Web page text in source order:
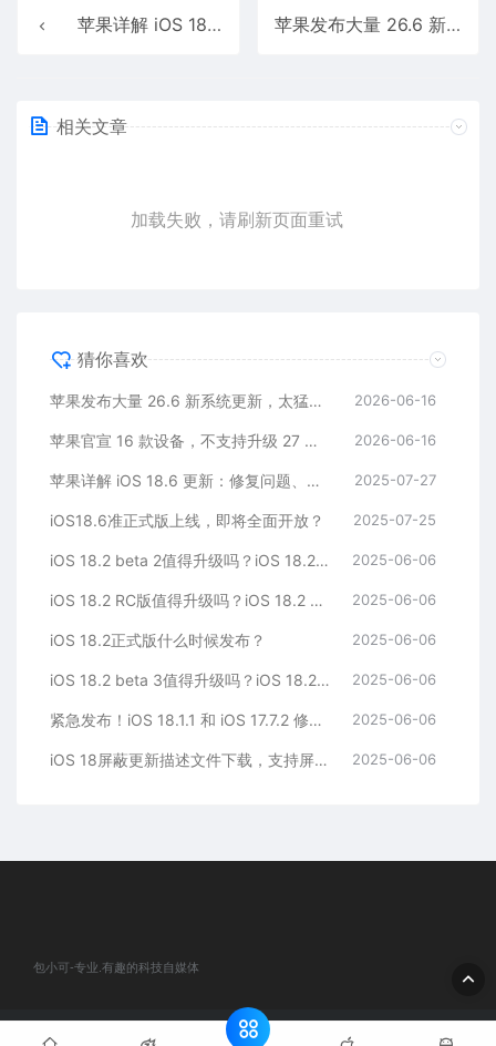
苹果详解 iOS 18.6 更新：修复问题、提升稳定性 苹果发布大量 26.6 新系统更新，太猛了！
相关文章
加载失败，请刷新页面重试
猜你喜欢
苹果发布大量 26.6 新系统更新，太猛了！ 2026-06-16
苹果官宣 16 款设备，不支持升级 27 系列新系统 2026-06-16
苹果详解 iOS 18.6 更新：修复问题、提升稳定性 2025-07-27
iOS18.6准正式版上线，即将全面开放？ 2025-07-25
iOS 18.2 beta 2值得升级吗？iOS 18.2 Beta2体验评测 2025-06-06
iOS 18.2 RC版值得升级吗？iOS 18.2 RC体验评测 2025-06-06
iOS 18.2正式版什么时候发布？ 2025-06-06
iOS 18.2 beta 3值得升级吗？iOS 18.2 Beta3体验评测 2025-06-06
紧急发布！iOS 18.1.1 和 iOS 17.7.2 修复重要安全漏洞 2025-06-06
iOS 18屏蔽更新描述文件下载，支持屏蔽iOS12-18 2025-06-06
包小可-专业.有趣的科技自媒体
© 2020 包小可-专业.有趣的科技自媒体. All rights reserved 网站地